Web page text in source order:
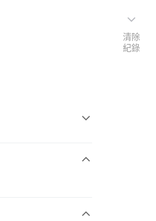
清除
紀錄